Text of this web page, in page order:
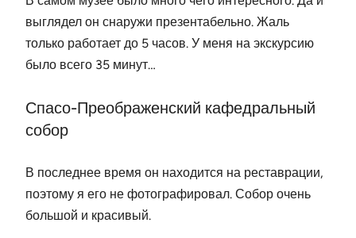
выглядел он снаружи презентабельно. Жаль
только работает до 5 часов. У меня на экскурсию
было всего 35 минут…
Спасо-Преображенский кафедральный
собор
В последнее время он находится на реставрации,
поэтому я его не фотографировал. Собор очень
большой и красивый.